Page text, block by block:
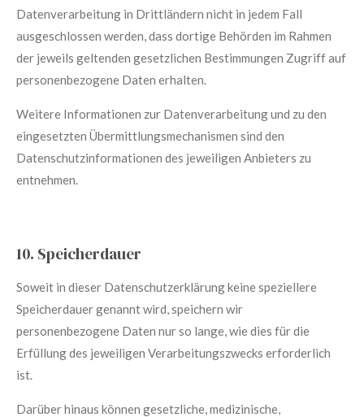
Datenverarbeitung in Drittländern nicht in jedem Fall
ausgeschlossen werden, dass dortige Behörden im Rahmen
der jeweils geltenden gesetzlichen Bestimmungen Zugriff auf
personenbezogene Daten erhalten.
Weitere Informationen zur Datenverarbeitung und zu den
eingesetzten Übermittlungsmechanismen sind den
Datenschutzinformationen des jeweiligen Anbieters zu
entnehmen.
10. Speicherdauer
Soweit in dieser Datenschutzerklärung keine speziellere
Speicherdauer genannt wird, speichern wir
personenbezogene Daten nur so lange, wie dies für die
Erfüllung des jeweiligen Verarbeitungszwecks erforderlich
ist.
Darüber hinaus können gesetzliche, medizinische,